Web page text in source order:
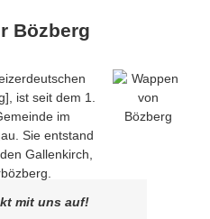
Bözberg
ist seit dem 1.
im
Sie entstand
Gallenkirch,
mit uns auf!